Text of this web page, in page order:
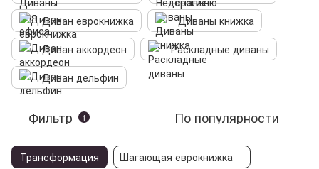
Диван еврокнижка
Диваны книжка
Диван аккордеон
Раскладные диваны
Диван дельфин
Фильтр 1 По популярности
Трансформация Шагающая еврокнижка